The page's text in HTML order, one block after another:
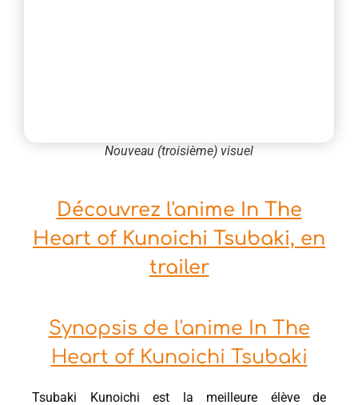
Nouveau (troisième) visuel
Découvrez l'anime In The
Heart of Kunoichi Tsubaki, en
trailer
Synopsis de l'anime In The
Heart of Kunoichi Tsubaki
Tsubaki Kunoichi est la meilleure élève de